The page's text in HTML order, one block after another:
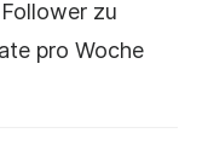
zu
pro Woche